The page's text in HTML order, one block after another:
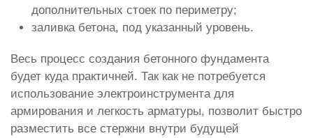
дополнительных стоек по периметру;
заливка бетона, под указанный уровень.
Весь процесс создания бетонного фундамента
будет куда практичней. Так как не потребуется
использование электроинструмента для
армирования и легкость арматуры, позволит быстро
разместить все стержни внутри будущей